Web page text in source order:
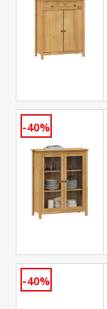
-40%
-40%